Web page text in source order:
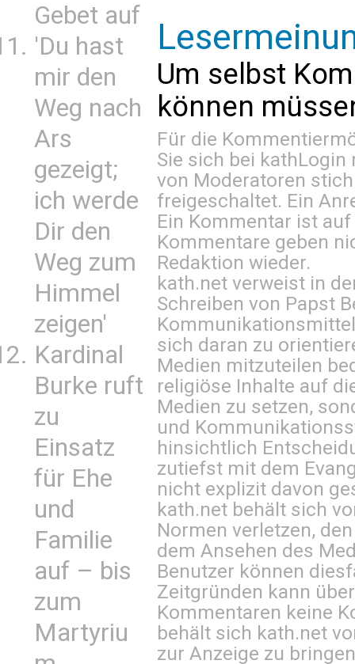
Gebet auf
'Du hast
mir den
Weg nach
Ars
gezeigt;
ich werde
Dir den
Weg zum
Himmel
zeigen'
Kardinal
Burke ruft
zu
Einsatz
für Ehe
und
Familie
auf – bis
zum
Martyriu
Um selbst
können
Für die
Sie sich bei kathLogin
von Moderatoren
freigeschaltet. Ein
Ein Kommentar ist
Kommentare geben
Redaktion wieder.
kath.net verweist in
Schreiben von Papst
sich daran zu
Medien mitzuteilen
religiöse Inhalte auf
Medien zu setzen,
und
hinsichtlich
zutiefst mit dem
nicht explizit davon
kath.net behält sich
Normen verletzen,
dem Ansehen des
Benutzer können
Zeitgründen kann
Kommentaren keine
behält sich kath.net
zur Anzeige zu